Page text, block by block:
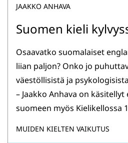
Suomen kieli
JAAKKO ANHAVA
Osaavatko suomalaiset
liian paljon? Onko jo
väestöllisistä ja
– Jaakko Anhava on
suomeen myös Kielikellossa
MUIDEN KIELTEN VAIKUTUS